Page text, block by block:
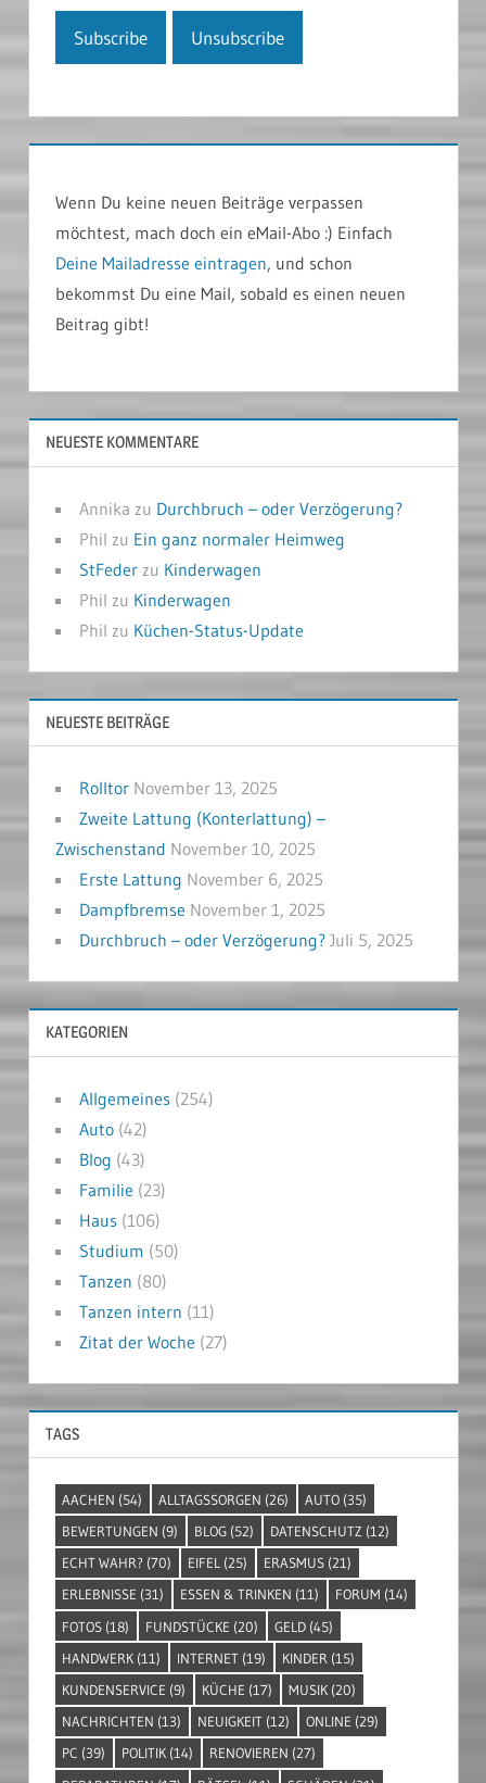
Wenn Du keine neuen Beiträge verpassen
möchtest, mach doch ein eMail-Abo :) Einfach
Deine Mailadresse eintragen, und schon
bekommst Du eine Mail, sobald es einen neuen
Beitrag gibt!
NEUESTE KOMMENTARE
Annika zu Durchbruch – oder Verzögerung?
Phil zu Ein ganz normaler Heimweg
StFederzu Kinderwagen
Phil zu Kinderwagen
Phil zu Küchen-Status-Update
NEUESTE BEITRÄGE
Rolltor November 13, 2025
Zweite Lattung (Konterlattung) –
Zwischenstand November 10, 2025
Erste Lattung November 6, 2025
Dampfbremse November 1, 2025
Durchbruch – oder Verzögerung? Juli 5, 2025
KATEGORIEN
Allgemeines(254)
Auto(42)
Blog (43)
Familie (23)
Haus(106)
Studium (50)
Tanzen (80)
Tanzen intern (11)
Zitat der Woche (27)
TAGS
AACHEN (54) ALLTAGSSORGEN (26) AUTO (35)
BEWERTUNGEN (9) BLOG (52) DATENSCHUTZ (12)
ECHT WAHR? (70) EIFEL (25) ERASMUS (21)
ERLEBNISSE (31) ESSEN & TRINKEN (11) FORUM (14)
FOTOS (18) FUNDSTÜCKE (20) GELD (45)
HANDWERK (11) INTERNET (19) KINDER (15)
KUNDENSERVICE (9) KÜCHE (17) MUSIK (20)
NACHRICHTEN (13) NEUIGKEIT (12) ONLINE (29)
PC (39) POLITIK (14) RENOVIEREN (27)